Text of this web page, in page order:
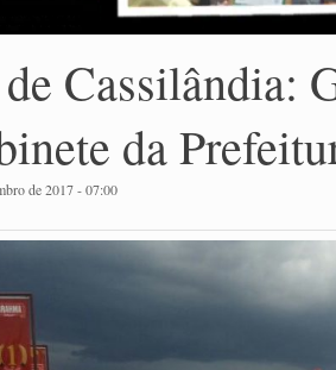
Cassilândia:
da
de 2017 - 07:00